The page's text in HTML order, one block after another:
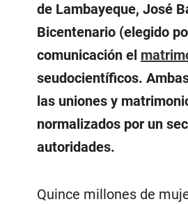
de Lambayeque, José
Bicentenario (elegido
comunicación el
seudocientíficos.
las uniones y
normalizados por un
autoridades.
Quince millones de